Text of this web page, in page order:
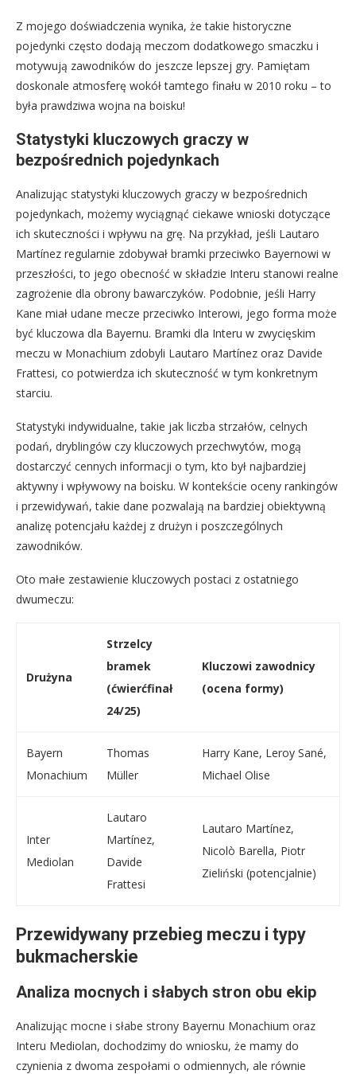
Z mojego doświadczenia wynika, że takie historyczne
pojedynki często dodają meczom dodatkowego smaczku i
motywują zawodników do jeszcze lepszej gry. Pamiętam
doskonale atmosferę wokół tamtego finału w 2010 roku – to
była prawdziwa wojna na boisku!
Statystyki kluczowych graczy w
bezpośrednich pojedynkach
Analizując statystyki kluczowych graczy w bezpośrednich
pojedynkach, możemy wyciągnąć ciekawe wnioski dotyczące
ich skuteczności i wpływu na grę. Na przykład, jeśli Lautaro
Martínez regularnie zdobywał bramki przeciwko Bayernowi w
przeszłości, to jego obecność w składzie Interu stanowi realne
zagrożenie dla obrony bawarczyków. Podobnie, jeśli Harry
Kane miał udane mecze przeciwko Interowi, jego forma może
być kluczowa dla Bayernu. Bramki dla Interu w zwycięskim
meczu w Monachium zdobyli Lautaro Martínez oraz Davide
Frattesi, co potwierdza ich skuteczność w tym konkretnym
starciu.
Statystyki indywidualne, takie jak liczba strzałów, celnych
podań, dryblingów czy kluczowych przechwytów, mogą
dostarczyć cennych informacji o tym, kto był najbardziej
aktywny i wpływowy na boisku. W kontekście oceny rankingów
i przewidywań, takie dane pozwalają na bardziej obiektywną
analizę potencjału każdej z drużyn i poszczególnych
zawodników.
Oto małe zestawienie kluczowych postaci z ostatniego
dwumeczu:
Drużyna
Strzelcy
bramek
(ćwierćfinał
24/25)
Kluczowi zawodnicy
(ocena formy)
Bayern
Monachium
Thomas
Müller
Harry Kane, Leroy Sané,
Michael Olise
Inter
Mediolan
Lautaro
Martínez,
Davide
Frattesi
Lautaro Martínez,
Nicolò Barella, Piotr
Zieliński (potencjalnie)
Przewidywany przebieg meczu i typy
bukmacherskie
Analiza mocnych i słabych stron obu ekip
Analizując mocne i słabe strony Bayernu Monachium oraz
Interu Mediolan, dochodzimy do wniosku, że mamy do
czynienia z dwoma zespołami o odmiennych, ale równie